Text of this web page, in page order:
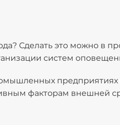
Сделать это можно в
систем
факторам внешней